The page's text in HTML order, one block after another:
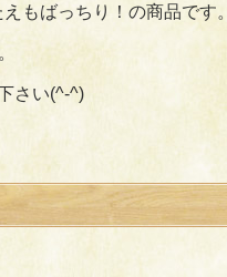
もばっちり！の商品です。
さい(^-^)